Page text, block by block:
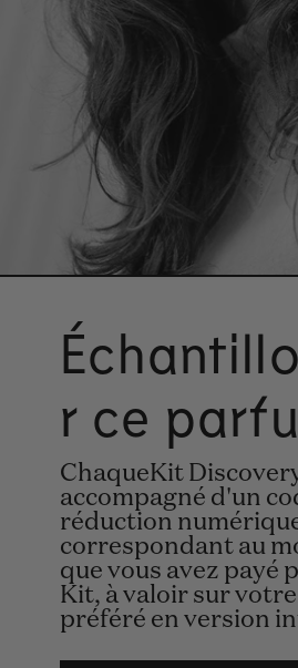
r ce
ChaqueKit
accompagné d'un
réduction
correspondant au
que vous avez payé
Kit, à valoir sur
préféré en version